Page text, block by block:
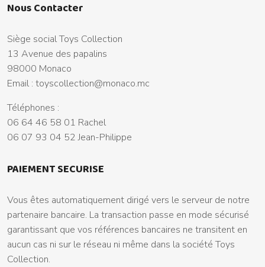
Nous Contacter
Siège social Toys Collection
13 Avenue des papalins
98000 Monaco
Email : toyscollection@monaco.mc
Téléphones :
06 64 46 58 01 Rachel
06 07 93 04 52 Jean-Philippe
PAIEMENT SECURISE
Vous êtes automatiquement dirigé vers le serveur de notre
partenaire bancaire. La transaction passe en mode sécurisé
garantissant que vos références bancaires ne transitent en
aucun cas ni sur le réseau ni même dans la société Toys
Collection.